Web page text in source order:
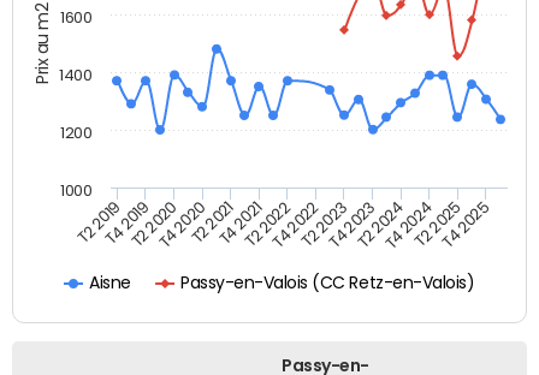
Prix au m2
Aisne Passy-en-Valois (CC Retz-en-Valois)
T2 2019T4 2019T2 2020T4 2020T2 2021T4 2021T2 2022T4 2022T2 2023T4 2023T2 2024T4 2024T2 2025T4 2025
1000
1200
1400
1600
Passy-en-